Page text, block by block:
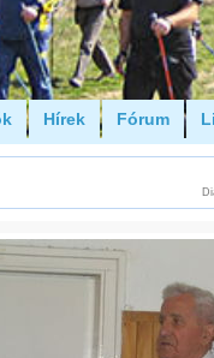
Hírek Fórum